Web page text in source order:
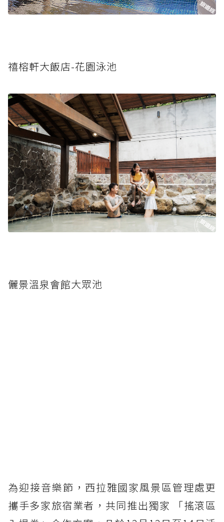
禧榕軒大飯店-花園泳池
儷景溫泉會館大眾池
為迎接音樂節，西拉雅國家風景區管理處更
攜手多家旅宿業者，共同推出獨家 「搖滾區